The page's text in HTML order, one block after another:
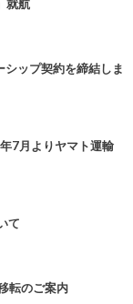
就航
ップ契約を締結しま
7月よりヤマト運輸
て
転のご案内